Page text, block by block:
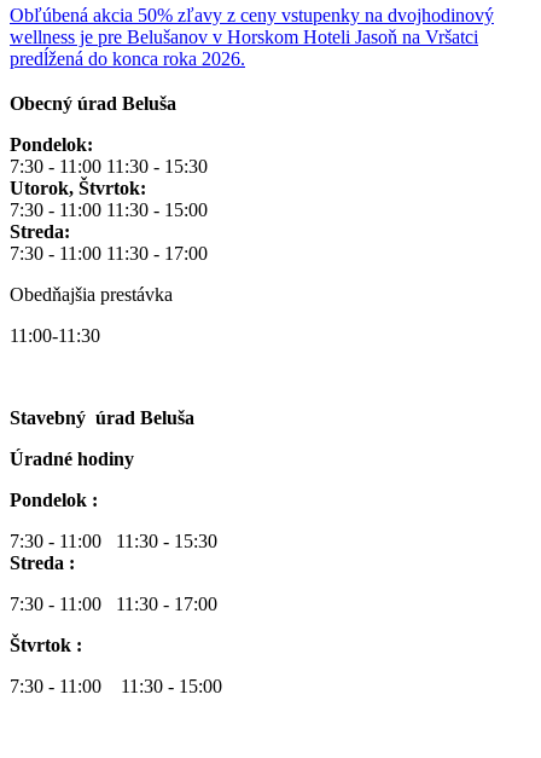
Obľúbená akcia 50% zľavy z ceny vstupenky na dvojhodinový
wellness je pre Belušanov v Horskom Hoteli Jasoň na Vršatci
predĺžená do konca roka 2026.
Obecný úrad Beluša
Pondelok:
7:30 - 11:00 11:30 - 15:30
Utorok, Štvrtok:
7:30 - 11:00 11:30 - 15:00
Streda:
7:30 - 11:00 11:30 - 17:00
Obedňajšia prestávka
11:00-11:30
Stavebný úrad Beluša
Úradné hodiny
Pondelok :
7:30 - 11:00 11:30 - 15:30
Streda :
7:30 - 11:00 11:30 - 17:00
Štvrtok :
7:30 - 11:00 11:30 - 15:00